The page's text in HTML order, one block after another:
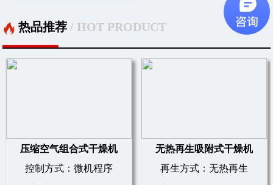
热品推荐/ HOT PRODUCT
压缩空气组合式干燥机
控制方式：微机程序
无热再生吸附式干燥机
再生方式：无热再生